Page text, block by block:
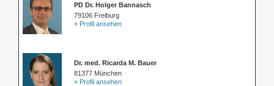
PD Dr. Holger Bannasch
79106 Freiburg
» Profil ansehen
Dr. med. Ricarda M. Bauer
81377 München
» Profil ansehen